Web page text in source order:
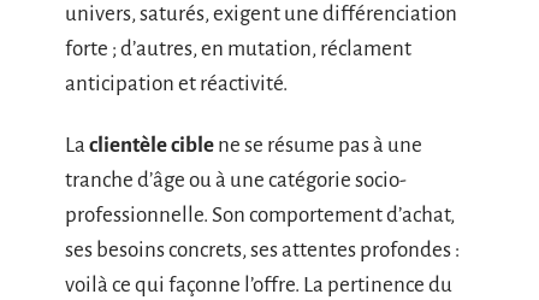
univers, saturés, exigent une différenciation
forte ; d’autres, en mutation, réclament
anticipation et réactivité.
La clientèle cible ne se résume pas à une
tranche d’âge ou à une catégorie socio-
professionnelle. Son comportement d’achat,
ses besoins concrets, ses attentes profondes :
voilà ce qui façonne l’offre. La pertinence du